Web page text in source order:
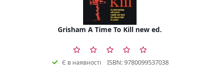
Grisham A Time To Kill new ed.
Є в наявності ISBN: 9780099537038